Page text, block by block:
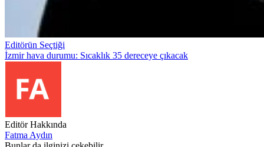
Editörün Seçtiği
İzmir hava durumu: Sıcaklık 35 dereceye çıkacak
Editör Hakkında
Fatma Aydın